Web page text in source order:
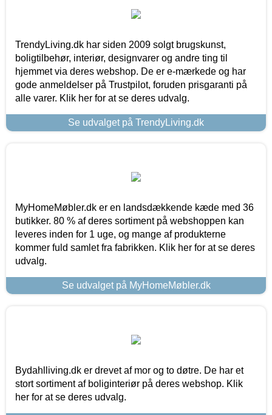
TrendyLiving.dk har siden 2009 solgt brugskunst,
boligtilbehør, interiør, designvarer og andre ting til
hjemmet via deres webshop. De er e-mærkede og har
gode anmeldelser på Trustpilot, foruden prisgaranti på
alle varer. Klik her for at se deres udvalg.
Se udvalget på TrendyLiving.dk
MyHomeMøbler.dk er en landsdækkende kæde med 36
butikker. 80 % af deres sortiment på webshoppen kan
leveres inden for 1 uge, og mange af produkterne
kommer fuld samlet fra fabrikken. Klik her for at se deres
udvalg.
Se udvalget på MyHomeMøbler.dk
Bydahlliving.dk er drevet af mor og to døtre. De har et
stort sortiment af boliginteriør på deres webshop. Klik
her for at se deres udvalg.